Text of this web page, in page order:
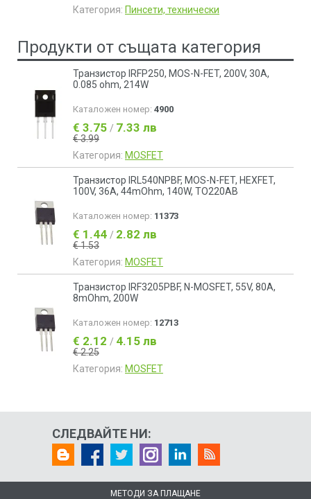
Категория: Пинсети, технически
Продукти от същата категория
Транзистор IRFP250, MOS-N-FET, 200V, 30A,
0.085 ohm, 214W
Каталожен номер: 4900
€ 3.75 / 7.33 лв
€ 3.99
Категория: MOSFET
Транзистор IRL540NPBF, MOS-N-FET, HEXFET,
100V, 36A, 44mOhm, 140W, TO220AB
Каталожен номер: 11373
€ 1.44 / 2.82 лв
€ 1.53
Категория: MOSFET
Транзистор IRF3205PBF, N-MOSFET, 55V, 80A,
8mOhm, 200W
Каталожен номер: 12713
€ 2.12 / 4.15 лв
€ 2.25
Категория: MOSFET
СЛЕДВАЙТЕ НИ:
МЕТОДИ ЗА ПЛАЩАНЕ